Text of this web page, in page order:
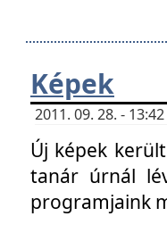
Képek
2011. 09. 28. -
Új képek
tanár úrnál
programjaink